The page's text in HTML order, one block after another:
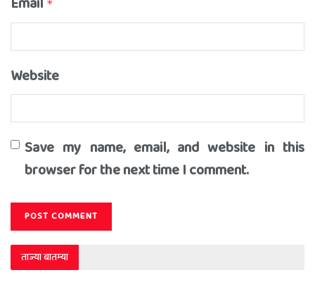
*
Website
Save my name, email, and website in this
browser for the next time I comment.
ताज्या बातम्या